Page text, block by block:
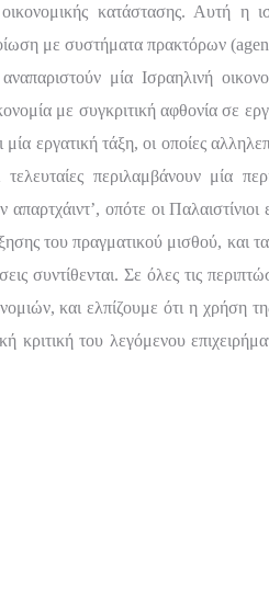
οικονομικής κατάστασης. Αυτή η
με συστήματα πρακτόρων (
μία Ισραηλινή
με συγκριτική αφθονία σε
εργατική τάξη, οι οποίες
περιλαμβάνουν μία
οπότε οι Παλαιστίνιοι
του πραγματικού μισθού, και
συντίθενται. Σε όλες τις
και ελπίζουμε ότι η χρήση
κριτική του λεγόμενου